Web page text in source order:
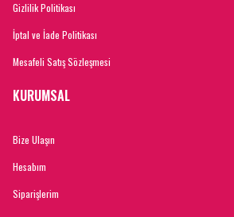
Gizlilik Politikası
İptal ve İade Politikası
Mesafeli Satış Sözleşmesi
KURUMSAL
Bize Ulaşın
Hesabım
Siparişlerim